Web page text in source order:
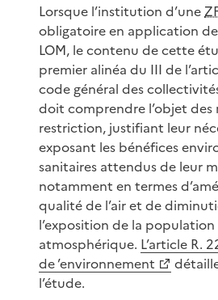
Lorsque l’institution d’une
obligatoire en application de
LOM, le contenu de cette
premier alinéa du III de
code général des
doit comprendre l’objet des
restriction, justifiant leur
exposant les bénéfices
sanitaires attendus de leur
notamment en termes
qualité de l’air et de
l’exposition de la
atmosphérique. L’article R.
de ’environnement
l’étude.